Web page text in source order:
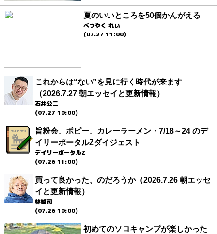
夏のいいところを50個かんがえる
べつやく れい
(07.27 11:00)
これからは“ない”を見に行く時代が来ます
（2026.7.27 朝エッセイと更新情報）
石井公二
(07.27 10:00)
旨粉会、ポピー、カレーラーメン・7/18～24 のデ
イリーポータルZダイジェスト
デイリーポータルZ
(07.26 11:00)
買って良かった、のだろうか（2026.7.26 朝エッセ
イと更新情報）
林雄司
(07.26 10:00)
初めてのソロキャンプが楽しかった